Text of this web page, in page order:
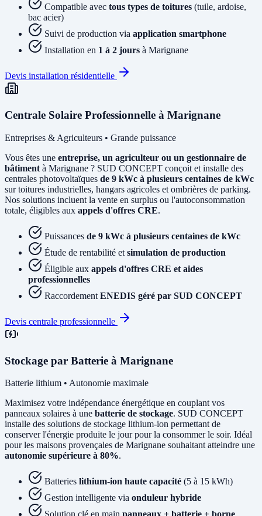
Compatible avec tous types de toitures (tuile, ardoise,
bac acier)
Suivi de production via application smartphone
Installation en 1 à 2 jours à Marignane
Devis installation résidentielle
Centrale Solaire Professionnelle à Marignane
Entreprises & Agriculteurs • Grande puissance
Vous êtes une entreprise, un agriculteur ou un gestionnaire de
bâtiment à Marignane ? SUD CONCEPT conçoit et installe des
centrales photovoltaïques de 9 kWc à plusieurs centaines de kWc
sur toitures industrielles, hangars agricoles et ombrières de parking.
Nos solutions incluent la vente en surplus ou l'autoconsommation
totale, éligibles aux appels d'offres CRE.
Puissances de 9 kWc à plusieurs centaines de kWc
Étude de rentabilité et simulation de production
Éligible aux appels d'offres CRE et aides
professionnelles
Raccordement ENEDIS géré par SUD CONCEPT
Devis centrale professionnelle
Stockage par Batterie à Marignane
Batterie lithium • Autonomie maximale
Maximisez votre indépendance énergétique en couplant vos
panneaux solaires à une batterie de stockage. SUD CONCEPT
installe des solutions de stockage lithium-ion permettant de
conserver l'énergie produite le jour pour la consommer le soir. Idéal
pour les maisons provençales de Marignane souhaitant atteindre une
autonomie supérieure à 80%.
Batteries lithium-ion haute capacité (5 à 15 kWh)
Gestion intelligente via onduleur hybride